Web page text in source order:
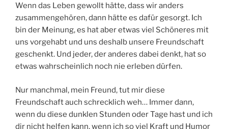
Wenn das Leben gewollt hätte, dass wir anders
zusammengehören, dann hätte es dafür gesorgt. Ich
bin der Meinung, es hat aber etwas viel Schöneres mit
uns vorgehabt und uns deshalb unsere Freundschaft
geschenkt. Und jeder, der anderes dabei denkt, hat so
etwas wahrscheinlich noch nie erleben dürfen.
Nur manchmal, mein Freund, tut mir diese
Freundschaft auch schrecklich weh… Immer dann,
wenn du diese dunklen Stunden oder Tage hast und ich
dir nicht helfen kann, wenn ich so viel Kraft und Humor